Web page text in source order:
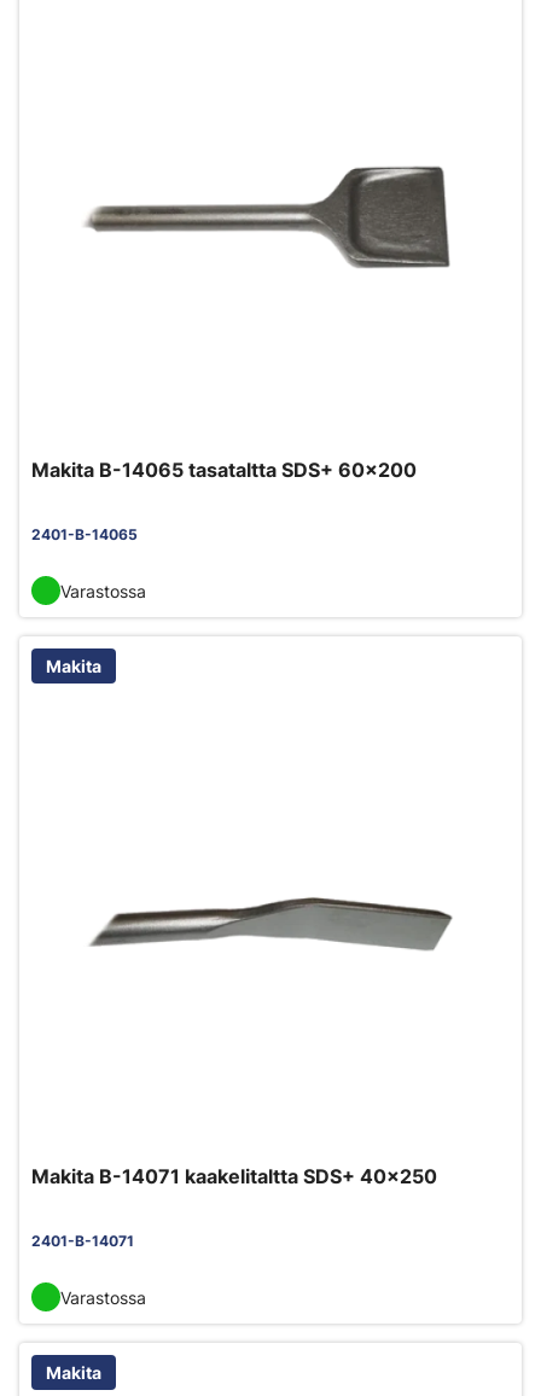
Makita B-14065 tasataltta SDS+ 60x200
2401-B-14065
Varastossa
Makita
Makita B-14071 kaakelitaltta SDS+ 40x250
2401-B-14071
Varastossa
Makita